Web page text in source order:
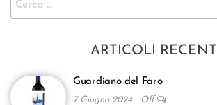
ARTICOLI RECENTI
Guardiano del Faro
7 Giugno 2024 Off